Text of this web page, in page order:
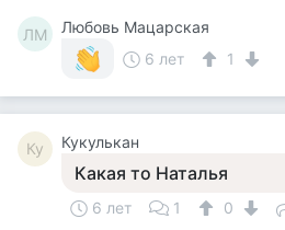
ЛМ
Любовь Мацарская
6 лет
1
Ку Кукулькан
Какая то Наталья
6 лет 1 0